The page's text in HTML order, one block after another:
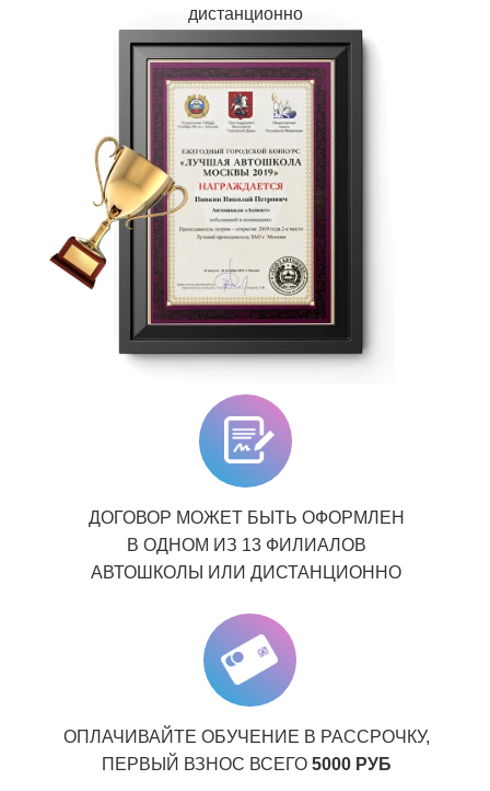
дистанционно
ДОГОВОР МОЖЕТ БЫТЬ ОФОРМЛЕН
В ОДНОМ ИЗ 13 ФИЛИАЛОВ
АВТОШКОЛЫ ИЛИ ДИСТАНЦИОННО
ОПЛАЧИВАЙТЕ ОБУЧЕНИЕ В РАССРОЧКУ,
ПЕРВЫЙ ВЗНОС ВСЕГО 5000 РУБ